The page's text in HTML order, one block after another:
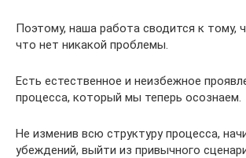
Поэтому, наша работа сводится к тому,
что нет никакой проблемы.
Есть естественное и неизбежное
процесса, который мы теперь осознаем.
Не изменив всю структуру процесса,
убеждений, выйти из привычного